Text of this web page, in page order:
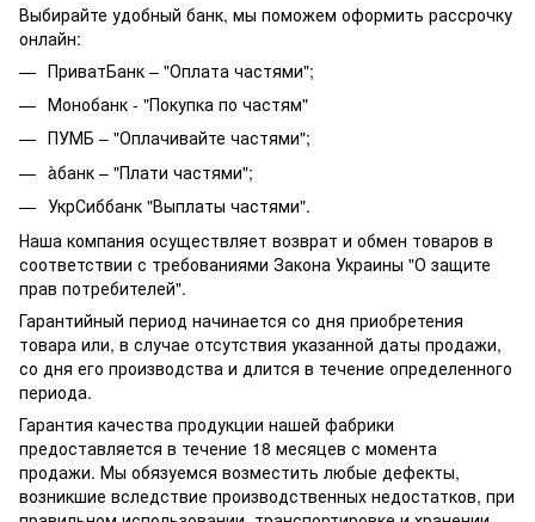
Выбирайте удобный банк, мы поможем оформить рассрочку
онлайн:
ПриватБанк – "Оплата частями";
Монобанк - "Покупка по частям"
ПУМБ – "Оплачивайте частями";
àбанк – "Плати частями";
УкрСиббанк "Выплаты частями".
Наша компания осуществляет возврат и обмен товаров в
соответствии с требованиями Закона Украины "О защите
прав потребителей".
Гарантийный период начинается со дня приобретения
товара или, в случае отсутствия указанной даты продажи,
со дня его производства и длится в течение определенного
периода.
Гарантия качества продукции нашей фабрики
предоставляется в течение 18 месяцев с момента
продажи. Мы обязуемся возместить любые дефекты,
возникшие вследствие производственных недостатков, при